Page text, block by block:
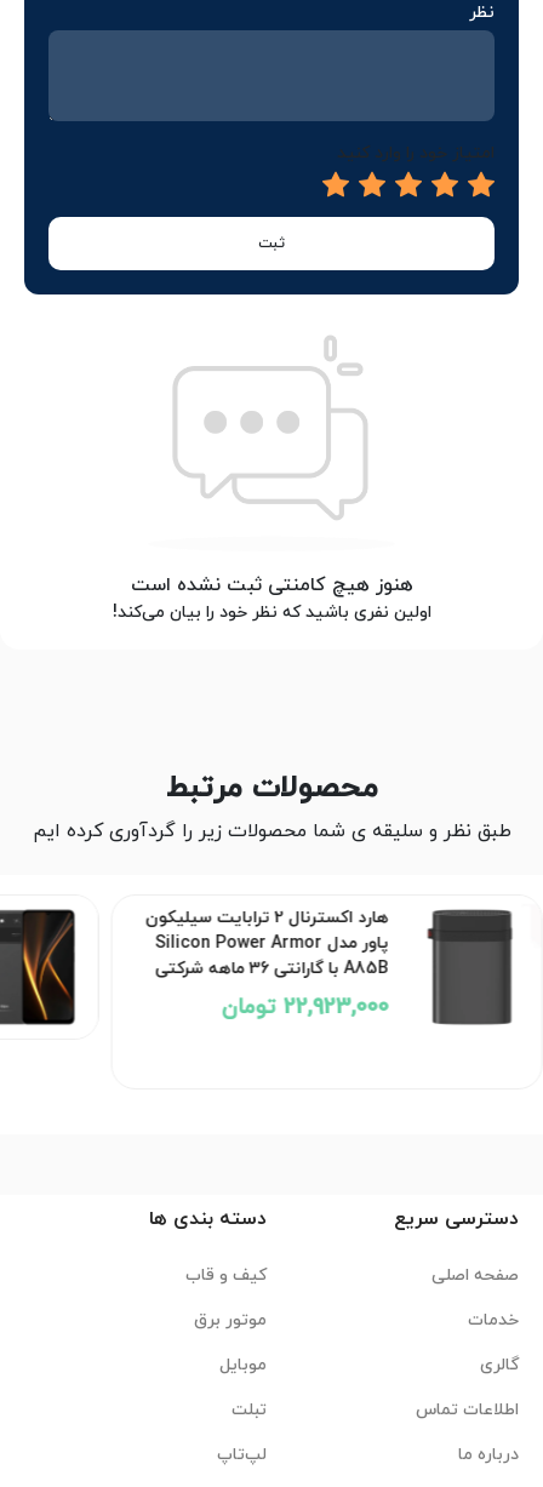
نظر
امتیاز خود را وارد کنید
ثبت
هنوز هیچ کامنتی ثبت نشده است
اولین نفری باشید که نظر خود را بیان می‌کند!
محصولات مرتبط
طبق نظر و سلیقه ی شما محصولات زیر را گردآوری کرده ایم
هارد اکسترنال 2 ترابایت سیلیکون
پاور مدل Silicon Power Armor
A85B با گارانتی 36 ماهه شرکتی
22,923,000 تومان
دسترسی سریع
صفحه اصلی
خدمات
گالری
اطلاعات تماس
درباره ما
دسته بندی ها
کیف و قاب
موتور برق
موبایل
تبلت
لپ‌تاپ